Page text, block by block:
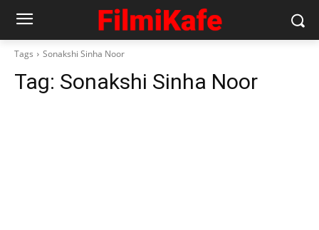
Tags Sonakshi Sinha Noor
Tag: Sonakshi Sinha Noor